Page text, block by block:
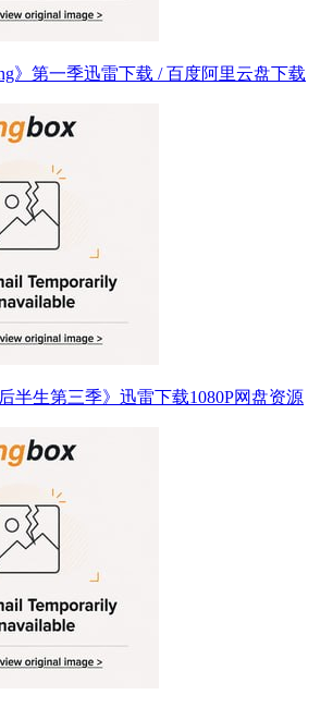
》第一季迅雷下载 / 百度阿里云盘下载
半生第三季》迅雷下载1080P网盘资源